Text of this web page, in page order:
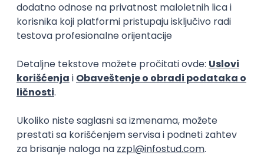
zdravstvo zdravstvo
Poslovi posle studija
Medicinska sestra - vaspitač
Privatna predškolska ustanova Dečiji ključ
Agent u
call centru –